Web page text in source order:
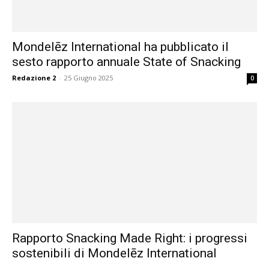
Mondelēz International ha pubblicato il
sesto rapporto annuale State of Snacking
Redazione 2 - 25 Giugno 2025 0
Rapporto Snacking Made Right: i progressi
sostenibili di Mondelēz International